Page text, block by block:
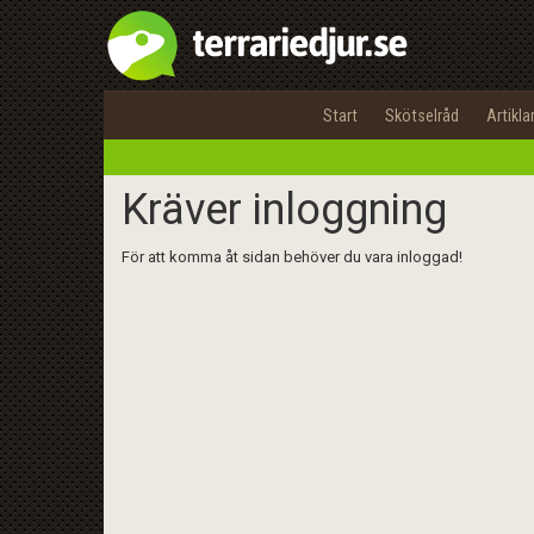
Start Skötselråd Artiklar
Kräver inloggning
För att komma åt sidan behöver du vara inloggad!